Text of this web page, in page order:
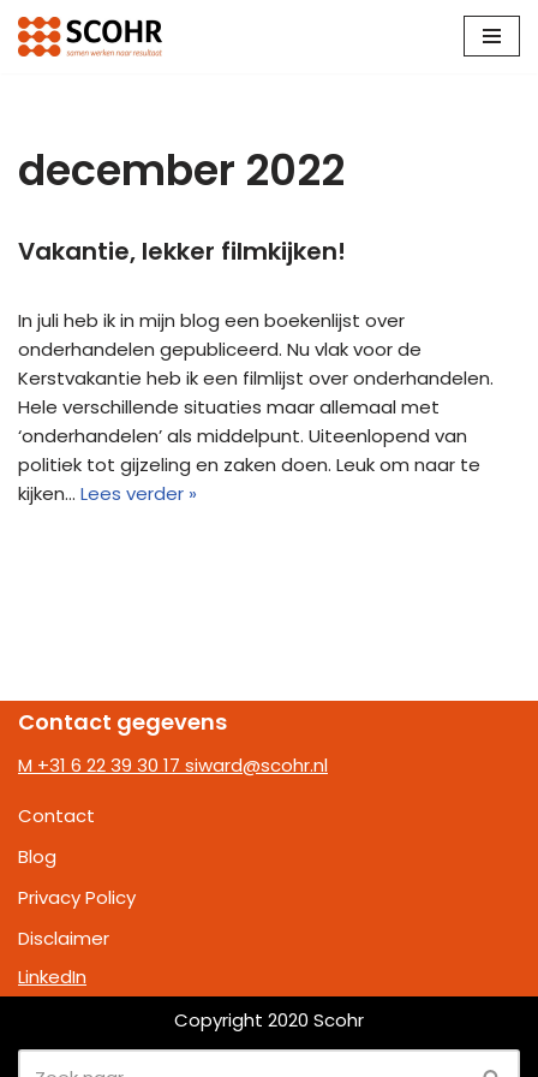
Ga
inhoud
december 2022
Vakantie, lekker filmkijken!
In juli heb ik in mijn blog een boekenlijst over
onderhandelen gepubliceerd. Nu vlak voor de
Kerstvakantie heb ik een filmlijst over onderhandelen.
Hele verschillende situaties maar allemaal met
‘onderhandelen’ als middelpunt. Uiteenlopend van
politiek tot gijzeling en zaken doen. Leuk om naar te
kijken… Lees verder »
Contact gegevens
M +31 6 22 39 30 17 siward@scohr.nl
Contact
Blog
Privacy Policy
Disclaimer
LinkedIn
Copyright 2020 Scohr